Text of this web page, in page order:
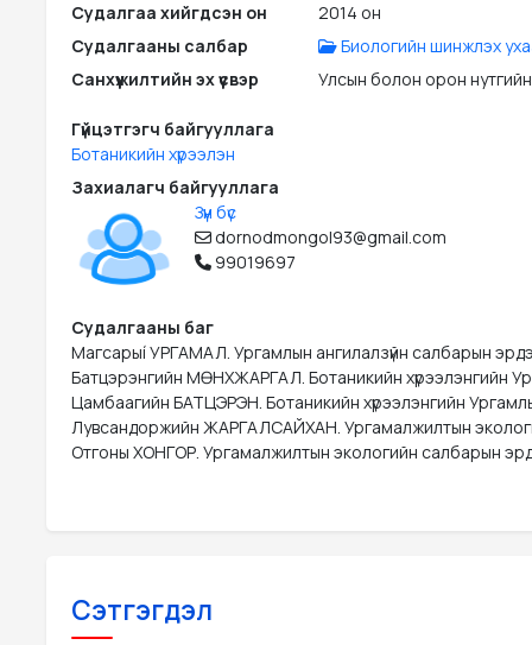
Судалгаа хийгдсэн он
2014 он
Судалгааны салбар
Биологийн шинжлэх
Санхүүжилтийн эх үүсвэр
Улсын болон орон
Гүйцэтгэгч байгууллага
Ботаникийн хүрээлэн
Захиалагч байгууллага
Зүүн бүс
dornodmongol93@gmail.com
99019697
Судалгааны баг
Магсарыí УРГАМАЛ. Ургамлын ангилалзүйн салбарын
Батцэрэнгийн МӨНХЖАРГАЛ. Ботаникийн хүрээлэнгийн
Цамбаагийн БАТЦЭРЭН. Ботаникийн хүрээлэнгийн
Лувсандоржийн ЖАРГАЛСАЙХАН. Ургамалжилтын
Отгоны ХОНГОР. Ургамалжилтын экологийн салбарын
Сэтгэгдэл